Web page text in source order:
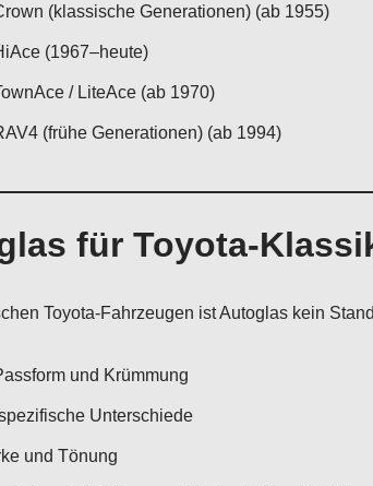
(klassische Generationen) (ab 1955)
(1967–heute)
/ LiteAce (ab 1970)
(frühe Generationen) (ab 1994)
für Toyota-
Toyota-Fahrzeugen ist Autoglas kein
und Krümmung
Unterschiede
und Tönung